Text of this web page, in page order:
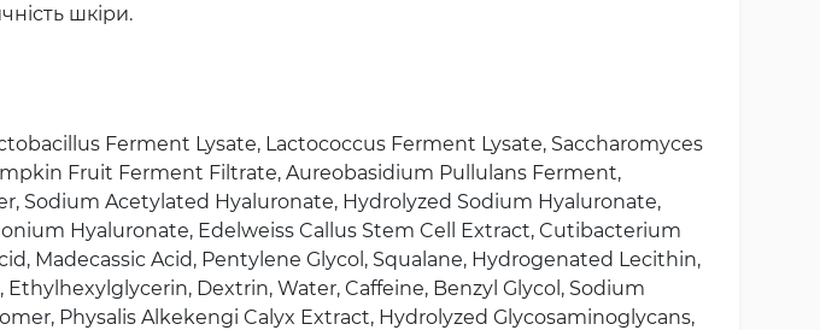
шкіри.
Ferment Lysate, Lactococcus Ferment Lysate, Saccharomyces
Fruit Ferment Filtrate, Aureobasidium Pullulans Ferment,
Sodium Acetylated Hyaluronate, Hydrolyzed Sodium Hyaluronate,
Hyaluronate, Edelweiss Callus Stem Cell Extract, Cutibacterium
Madecassic Acid, Pentylene Glycol, Squalane, Hydrogenated Lecithin,
Dextrin, Water, Caffeine, Benzyl Glycol, Sodium
Physalis Alkekengi Calyx Extract, Hydrolyzed Glycosaminoglycans,